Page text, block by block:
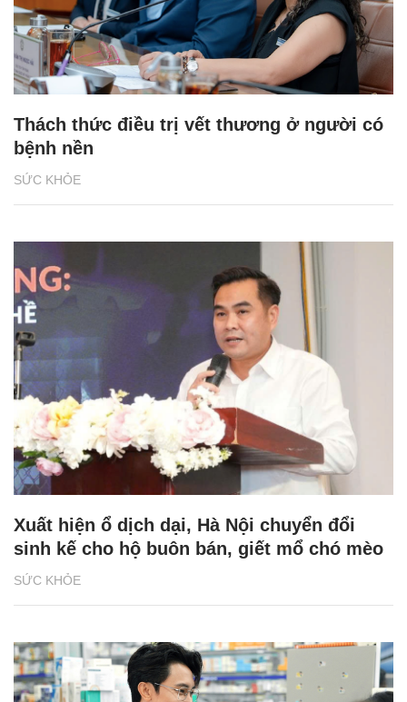
SỨC KHỎE
Thách thức điều trị vết thương ở người có
bệnh nền
SỨC KHỎE
Xuất hiện ổ dịch dại, Hà Nội chuyển đổi
sinh kế cho hộ buôn bán, giết mổ chó mèo